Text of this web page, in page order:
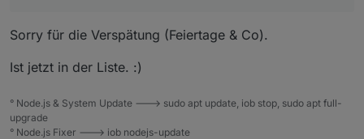
Weichwassermenge.
Tagesstatistik, Wochenstatistik, Monatsstatistik,
JUDO:
Sorry für die Verspätung (Feiertage & Co).
Ist jetzt in der Liste. :)
° Node.js & System Update ---> sudo apt update, iob stop, sudo apt full-
upgrade
° Node.js Fixer ---> iob nodejs-update